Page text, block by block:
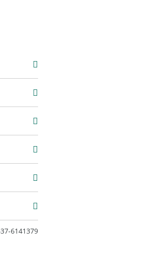
6141379